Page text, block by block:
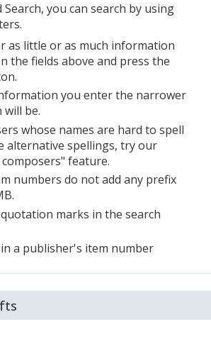
Search, you can search by using
as little or as much information
the fields above and press the
you enter the narrower
will be.
whose names are hard to spell
alternative spellings, try our
feature.
numbers do not add any prefix
marks in the search
a publisher's item number